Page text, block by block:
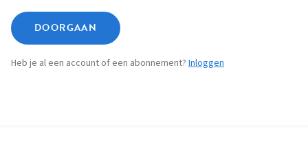
DOORGAAN
Heb je al een account of een abonnement? Inloggen